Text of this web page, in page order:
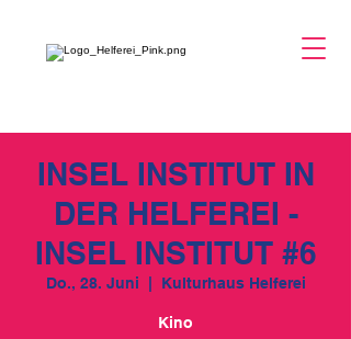
INSEL INSTITUT IN
DER HELFEREI -
INSEL INSTITUT #6
Do., 28. Juni Kulturhaus Helferei
Kino